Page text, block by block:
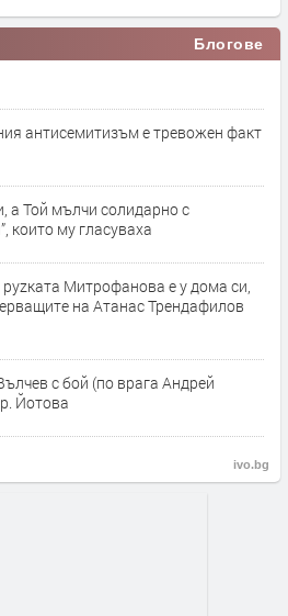
Блогове
антисемитизъм е тревожен факт
а Той мълчи солидарно с
които му гласуваха
Митрофанова е у дома си,
на Атанас Трендафилов
с бой (по врага Андрей
Йотова
ivo.bg